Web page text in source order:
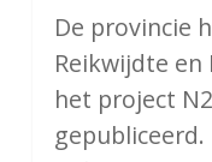
De provincie
Reikwijdte en
het project